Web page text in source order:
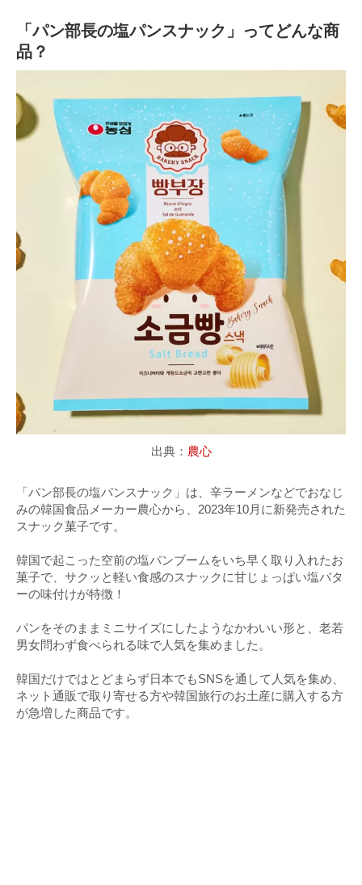
「パン部長の塩パンスナック」ってどんな商
品？
出典： 農心
「パン部長の塩パンスナック」は、辛ラーメンなどでおなじ
みの韓国食品メーカー農心から、2023年10月に新発売された
スナック菓子です。
韓国で起こった空前の塩パンブームをいち早く取り入れたお
菓子で、サクッと軽い食感のスナックに甘じょっぱい塩バタ
ーの味付けが特徴！
パンをそのままミニサイズにしたようなかわいい形と、老若
男女問わず食べられる味で人気を集めました。
韓国だけではとどまらず日本でもSNSを通して人気を集め、
ネット通販で取り寄せる方や韓国旅行のお土産に購入する方
が急増した商品です。